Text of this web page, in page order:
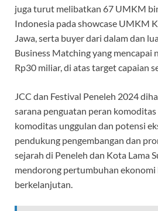
juga turut melibatkan 67 UMKM
Indonesia pada showcase UMKM
Jawa, serta buyer dari dalam dan
Business Matching yang mencapai
Rp30 miliar, di atas target capaian
JCC dan Festival Peneleh 2024
sarana penguatan peran komoditas
komoditas unggulan dan potensi
pendukung pengembangan dan
sejarah di Peneleh dan Kota Lama
mendorong pertumbuhan ekonomi
berkelanjutan.